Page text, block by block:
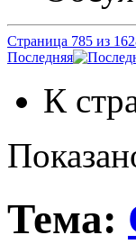
Страница 785 из
Последняя
К
Тема: